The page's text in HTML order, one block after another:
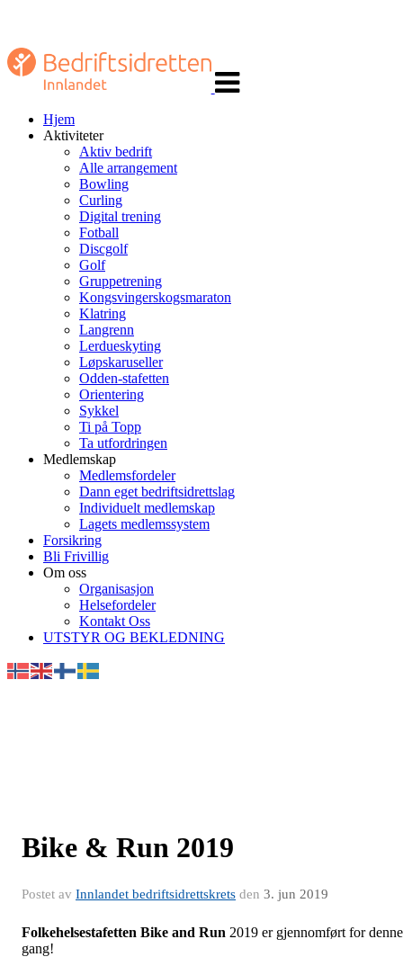
navigasjon
Hjem
Aktiviteter
Aktiv bedrift
Alle arrangement
Bowling
Curling
Digital trening
Fotball
Discgolf
Golf
Gruppetrening
Kongsvingerskogsmaraton
Klatring
Langrenn
Lerdueskyting
Løpskaruseller
Odden-stafetten
Orientering
Sykkel
Ti på Topp
Ta utfordringen
Medlemskap
Medlemsfordeler
Dann eget bedriftsidrettslag
Individuelt medlemskap
Lagets medlemssystem
Forsikring
Bli Frivillig
Om oss
Organisasjon
Helsefordeler
Kontakt Oss
UTSTYR OG BEKLEDNING
Bike & Run 2019
Postet av Innlandet bedriftsidrettskrets den 3. jun 2019
Folkehelsestafetten Bike and Run 2019 er gjennomført for denne
gang!